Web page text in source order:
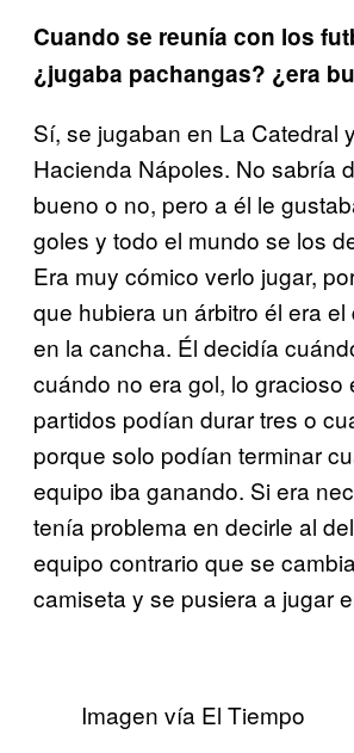
Cuando se reunía con los
¿jugaba pachangas? ¿era
Sí, se jugaban en La Catedral
Hacienda Nápoles. No sabría
bueno o no, pero a él le
goles y todo el mundo se los
Era muy cómico verlo jugar,
que hubiera un árbitro él era
en la cancha. Él decidía
cuándo no era gol, lo gracioso
partidos podían durar tres o
porque solo podían terminar
equipo iba ganando. Si era
tenía problema en decirle al
equipo contrario que se
camiseta y se pusiera a jugar
Imagen vía El Tiempo